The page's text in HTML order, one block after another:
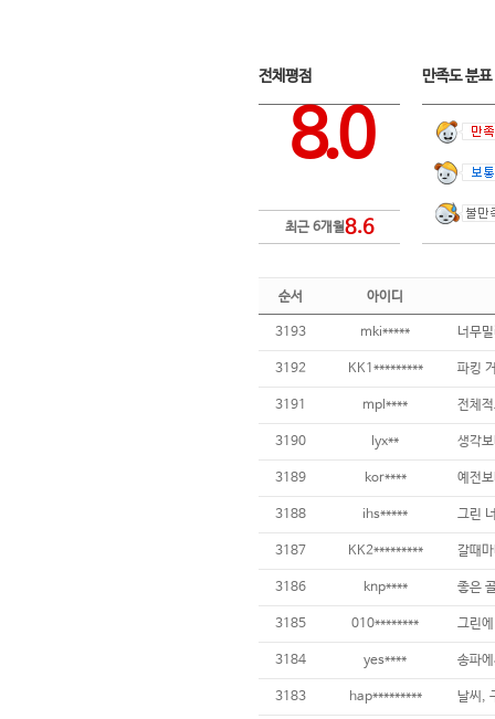
전체평점
8.0
최근 6개월8.6
만족도 분
순서 아이디
3193 mki***** 너무
3192 KK1*********
3191 mpl****
3190 lyx** 생각
3189 kor****
3188 ihs*****
3187 KK2*********
3186 knp****
3185 010********
3184 yes****
3183 hap********* 날씨,